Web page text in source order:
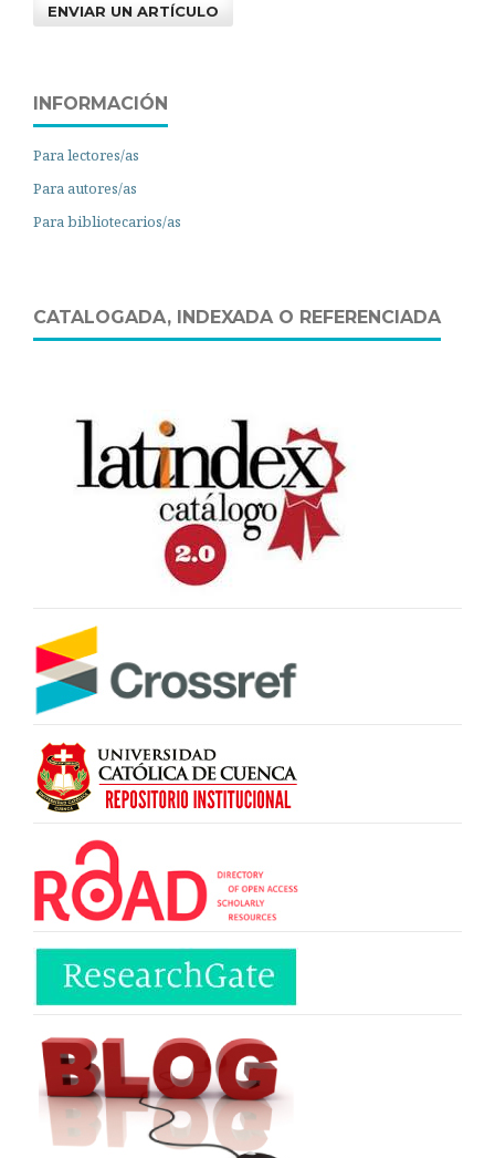
ENVIAR UN ARTÍCULO
INFORMACIÓN
Para lectores/as
Para autores/as
Para bibliotecarios/as
CATALOGADA, INDEXADA O REFERENCIADA